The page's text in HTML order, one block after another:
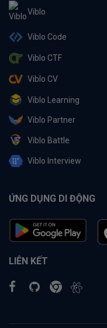
Viblo
Viblo Code
Viblo CTF
Viblo CV
Viblo Learning
Viblo Partner
Viblo Battle
Viblo Interview
ỨNG DỤNG DI ĐỘNG
LIÊN KẾT